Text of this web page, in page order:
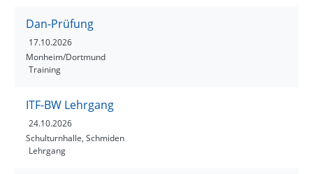
Dan-Prüfung
17.10.2026
Monheim/Dortmund
Training
ITF-BW Lehrgang
24.10.2026
Schulturnhalle, Schmiden
Lehrgang